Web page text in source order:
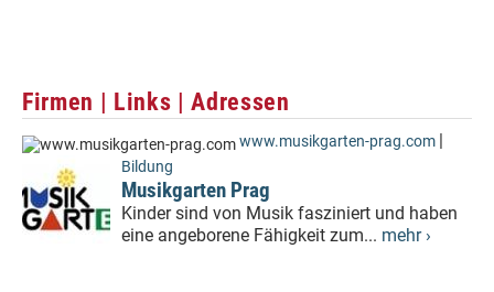
Firmen | Links | Adressen
www.musikgarten-prag.com |
Bildung
Musikgarten Prag
Kinder sind von Musik fasziniert und haben
eine angeborene Fähigkeit zum... mehr ›